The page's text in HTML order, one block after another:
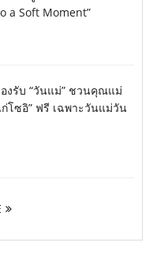
a Soft Moment”
งรับ “วันแม่” ชวนคุณแม่
โซอิ” ฟรี เฉพาะวันแม่วัน